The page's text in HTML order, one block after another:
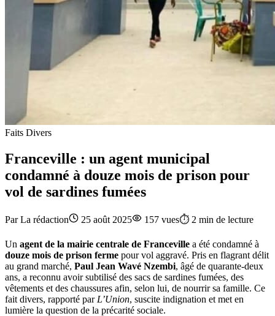
Faits Divers
Franceville : un agent municipal
condamné à douze mois de prison pour
vol de sardines fumées
ParLa rédaction 25 août 2025 157 vues⏱️ 2 min de lecture
Un agent de la mairie centrale de Franceville a été condamné à
douze mois de prison ferme pour vol aggravé. Pris en flagrant délit
au grand marché, Paul Jean Wavé Nzembi, âgé de quarante-deux
ans, a reconnu avoir subtilisé des sacs de sardines fumées, des
vêtements et des chaussures afin, selon lui, de nourrir sa famille. Ce
fait divers, rapporté par L’Union, suscite indignation et met en
lumière la question de la précarité sociale.